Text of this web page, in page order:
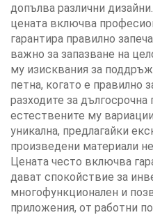
допълва различни
цената включва
гарантира правилно
важно за запазване на
му изисквания за
петна, когато е правилно
разходите за
естествените му
уникална, предлагайки
произведени материали
Цената често включва
дават спокойствие за
многофункционален и
приложения, от работни